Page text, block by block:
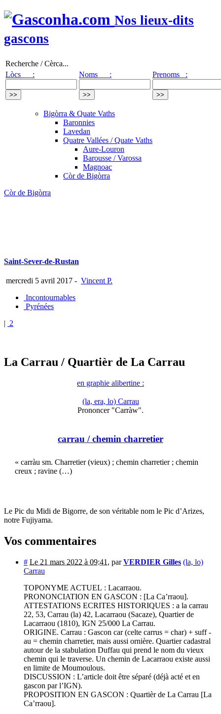
Nos lieux-dits
gascons
Recherche / Cèrca...
Lòcs :
Noms : Prenoms :
Bigòrra & Quate Vaths
Baronnies
Lavedan
Quatre Vallées / Quate Vaths
Aure-Louron
Barousse / Varossa
Magnoac
Còr de Bigòrra
Còr de Bigòrra
Saint-Sever-de-Rustan
mercredi 5 avril 2017 - Vincent P.
Incontournables
Pyrénées
| 2
La Carrau / Quartièr de La Carrau
en graphie alibertine :
(la, era, lo) Carrau
Prononcer "Carràw".
carrau / chemin charretier
« carràu sm. Charretier (vieux) ; chemin charretier ; chemin
creux ; ravine (…)
Le Pic du Midi de Bigorre, de son véritable nom le Pic d’Arizes,
notre Fujiyama.
Vos commentaires
# Le 21 mars 2022 à 09:41 , parVERDIER Gilles (la, lo)
Carrau
TOPONYME ACTUEL : Lacarraou.
PRONONCIATION EN GASCON : [La Ca’rraou].
ATTESTATIONS ECRITES HISTORIQUES : a la carrau
22, 53, Carrau (la) 42, Lacarraou (Sacaze), Quartier de
Lacarraou (1810), IGN 25/000 La Carrau.
ORIGINE. Carrau : Gascon car (celte carrus = char) + suff -
au = chemin charretier, mais aussi ornière. Quartier cadastral
autour de la stabulation Duffau qui prend le nom du vieux
chemin qui le traverse. Un chemin de Lacarraou existe aussi
en limite de Moumoulous.
DISCUSSION : L’article doit être séparé (déjà acté et en
gascon par l’IGN).
PROPOSITION EN GASCON : Quartièr de La Carrau [La
Ca’rraou].